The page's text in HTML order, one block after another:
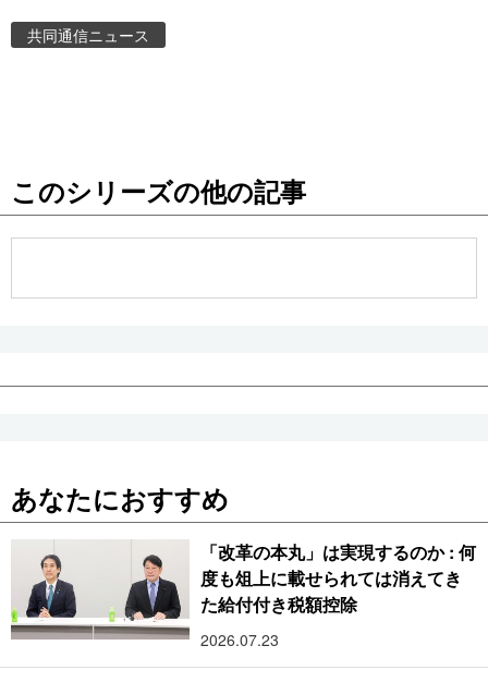
お知らせ
共同通信ニュース
このシリーズの他の記事
あなたにおすすめ
「改革の本丸」は実現するのか : 何
度も俎上に載せられては消えてき
た給付付き税額控除
2026.07.23